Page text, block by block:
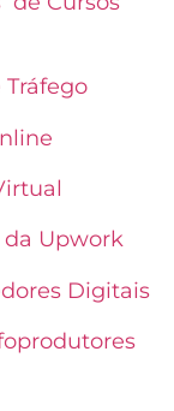
da Upwork
Digitais